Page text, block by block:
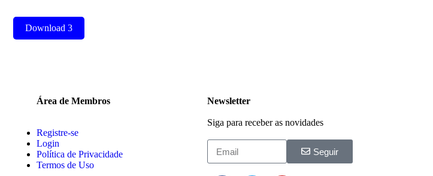
Download 3
Área de Membros
Registre-se
Login
Política de Privacidade
Termos de Uso
Newsletter
Siga para receber as novidades
Seguir